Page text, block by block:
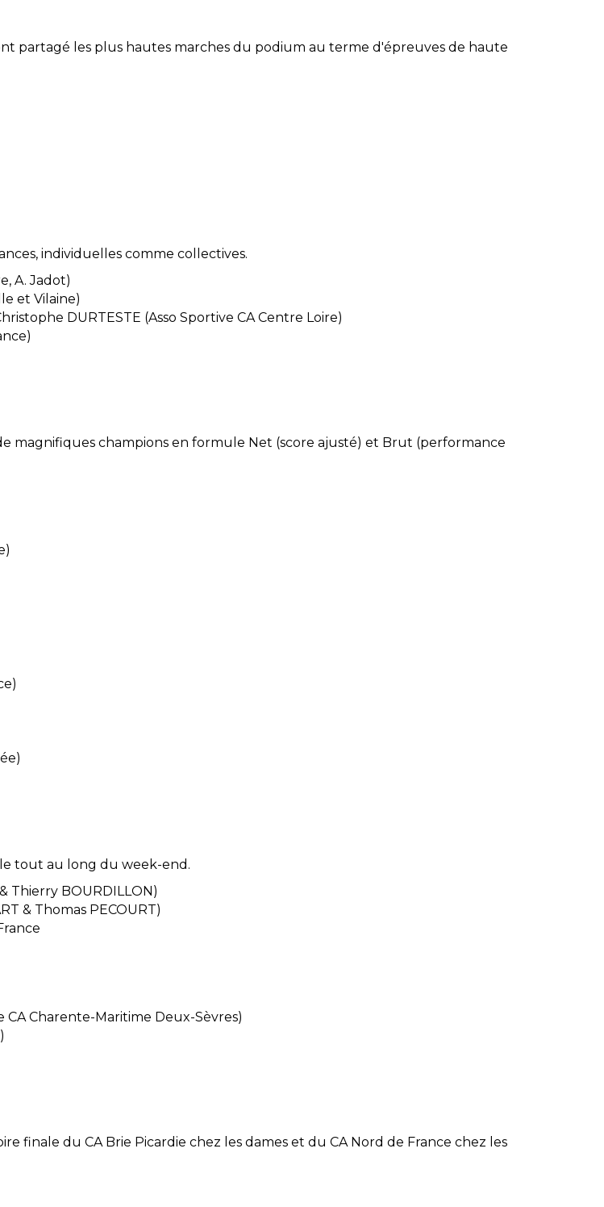
partagé les plus hautes marches du podium au terme d'épreuves de haute
individuelles comme collectives.
A. Jadot)
et Vilaine)
DURTESTE (Asso Sportive CA Centre Loire)
magnifiques champions en formule Net (score ajusté) et Brut (performance
tout au long du week-end.
Thierry BOURDILLON)
& Thomas PECOURT)
CA Charente-Maritime Deux-Sèvres)
finale du CA Brie Picardie chez les dames et du CA Nord de France chez les